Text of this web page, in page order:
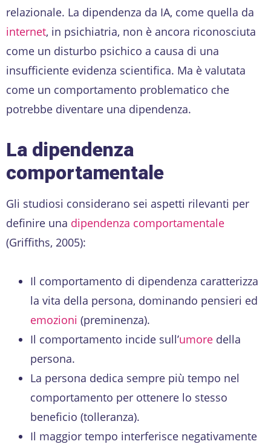
relazionale. La dipendenza da IA, come quella da
internet, in psichiatria, non è ancora riconosciuta
come un disturbo psichico a causa di una
insufficiente evidenza scientifica. Ma è valutata
come un comportamento problematico che
potrebbe diventare una dipendenza.
La dipendenza
comportamentale
Gli studiosi considerano sei aspetti rilevanti per
definire una dipendenza comportamentale
(Griffiths, 2005):
Il comportamento di dipendenza caratterizza
la vita della persona, dominando pensieri ed
emozioni (preminenza).
Il comportamento incide sull’umore della
persona.
La persona dedica sempre più tempo nel
comportamento per ottenere lo stesso
beneficio (tolleranza).
Il maggior tempo interferisce negativamente